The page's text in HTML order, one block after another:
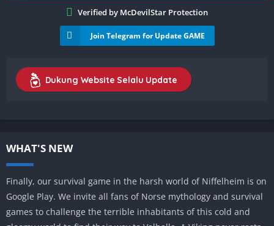
Verified by McDevilStar Protection
Join Telegram for Update GAME
Dukung Website Selalu Update
WHAT'S NEW
Finally, our survival game in the harsh world of Niffelheim is on
Google Play. We invite all fans of Norse mythology and survival
games to challenge the terrible inhabitants of this cold and